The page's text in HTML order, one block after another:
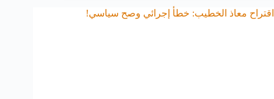
اقتراح معاذ الخطيب: خطأ إجرائي وصح سياسي!